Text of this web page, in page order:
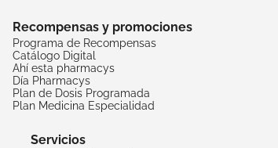
Recompensas y promociones
Programa de Recompensas
Catálogo Digital
Ahí esta pharmacys
Día Pharmacys
Plan de Dosis Programada
Plan Medicina Especialidad
Servicios